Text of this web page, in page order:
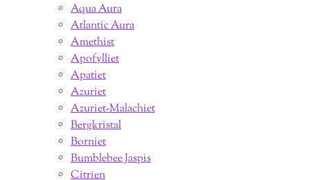
Aqua Aura
Atlantic Aura
Amethist
Apofylliet
Apatiet
Azuriet
Azuriet-Malachiet
Bergkristal
Borniet
Bumblebee Jaspis
Citrien